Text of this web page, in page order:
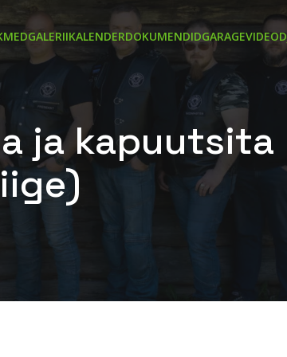
GALERIIKALENDERDOKUMENDIDGARAGEVIDEOD
ja kapuutsita